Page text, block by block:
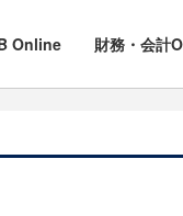
Online 財務・会計